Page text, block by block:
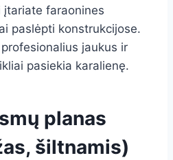
įtariate faraonines
paslėpti konstrukcijose.
jaukus ir
pasiekia karalienę.
planas
šiltnamis)